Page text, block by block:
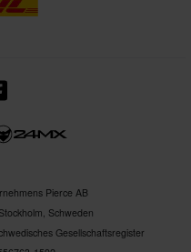
Pierce AB
Schweden
Gesellschaftsregister